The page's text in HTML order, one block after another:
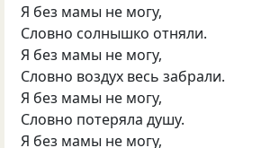
Я без мамы не могу,
Словно солнышко отняли.
Я без мамы не могу,
Словно воздух весь забрали.
Я без мамы не могу,
Словно потеряла душу.
Я без мамы не могу,